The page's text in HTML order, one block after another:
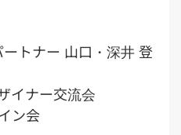
トナー 山口・深井 登
イナー交流会
ン会